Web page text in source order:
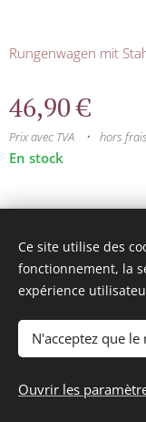
Rungenwagen mit
46,90€
Prix avec TVA hors
En stock
Ce site utilise des
fonctionnement, la
expérience
N'acceptez que le
Ouvrir les